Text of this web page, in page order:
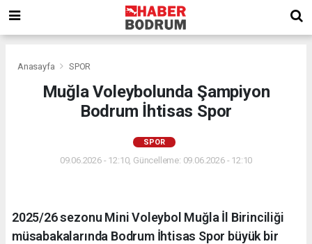
Anasayfa SPOR
Muğla Voleybolunda Şampiyon
Bodrum İhtisas Spor
SPOR
09.06.2026 - 12:10, Güncelleme: 09.06.2026 - 12:10
2025/26 sezonu Mini Voleybol Muğla İl Birinciliği
müsabakalarında Bodrum İhtisas Spor büyük bir